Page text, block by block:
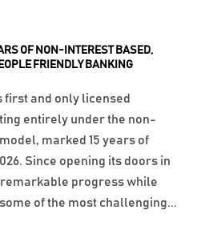
OF NON-INTEREST BASED,
FRIENDLY BANKING
first and only licensed
entirely under the non-
marked 15 years of
Since opening its doors in
remarkable progress while
of the most challenging...